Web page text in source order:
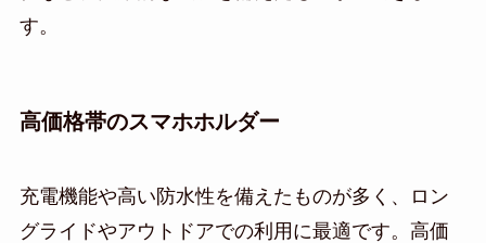
す。
高価格帯のスマホホルダー
充電機能や高い防水性を備えたものが多く、ロン
グライドやアウトドアでの利用に最適です。高価